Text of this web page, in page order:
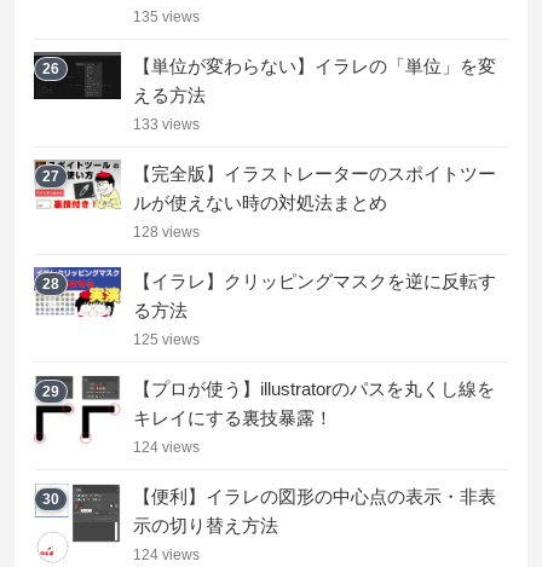
135 views
26
【単位が変わらない】イラレの「単位」を変
える方法
133 views
27
【完全版】イラストレーターのスポイトツー
ルが使えない時の対処法まとめ
128 views
28
【イラレ】クリッピングマスクを逆に反転す
る方法
125 views
29
【プロが使う】illustratorのパスを丸くし線を
キレイにする裏技暴露！
124 views
30
【便利】イラレの図形の中心点の表示・非表
示の切り替え方法
124 views